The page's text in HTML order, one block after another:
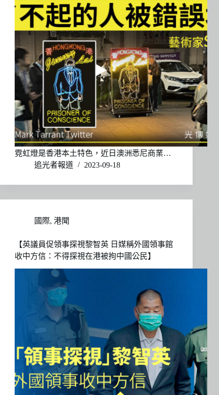
霓虹燈是香港本土特色，近日澳洲悉尼商業…
追光者報道
2023-09-18
國際, 港聞
【英議員促領事探視黎智英 日媒稱外國領事館
收中方信：不得探視在港被拘中國公民】